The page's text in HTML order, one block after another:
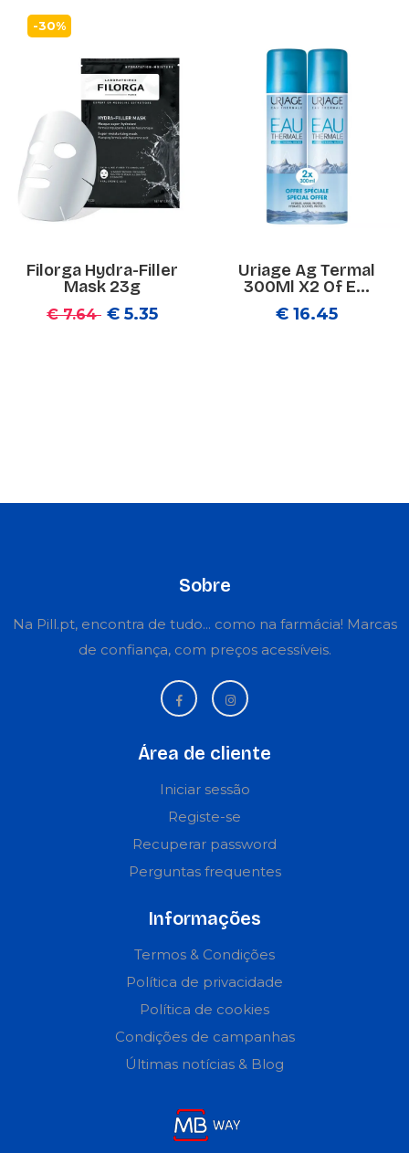
-30%
Filorga Hydra-Filler
Mask 23g
€ 7.64 € 5.35
Uriage Ag Termal
300Ml X2 Of E...
€ 16.45
Sobre
Na Pill.pt, encontra de tudo... como na farmácia! Marcas
de confiança, com preços acessíveis.
Área de cliente
Iniciar sessão
Registe-se
Recuperar password
Perguntas frequentes
Informações
Termos & Condições
Política de privacidade
Política de cookies
Condições de campanhas
Últimas notícias & Blog